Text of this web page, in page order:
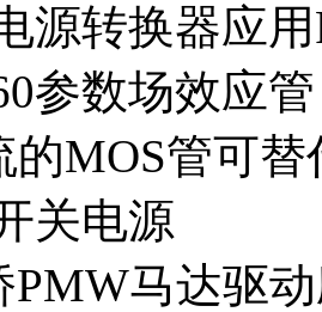
源转换器应
参数场效应
的MOS管可
关电源
PMW马达驱